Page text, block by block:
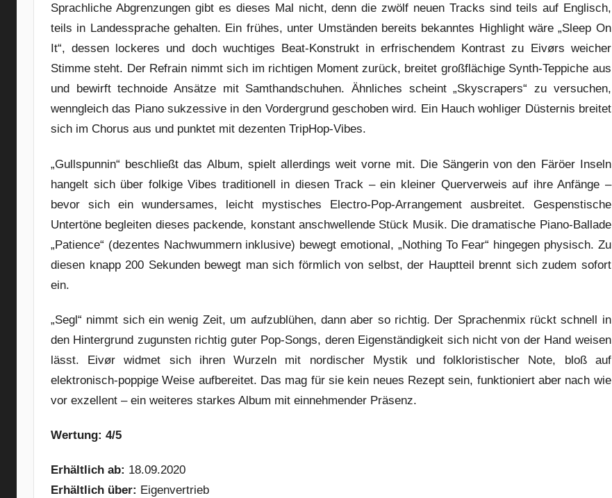
Sprachliche Abgrenzungen gibt es dieses Mal nicht, denn die zwölf neuen Tracks sind teils auf Englisch,
teils in Landessprache gehalten. Ein frühes, unter Umständen bereits bekanntes Highlight wäre „Sleep On
It“, dessen lockeres und doch wuchtiges Beat-Konstrukt in erfrischendem Kontrast zu Eivørs weicher
Stimme steht. Der Refrain nimmt sich im richtigen Moment zurück, breitet großflächige Synth-Teppiche aus
und bewirft technoide Ansätze mit Samthandschuhen. Ähnliches scheint „Skyscrapers“ zu versuchen,
wenngleich das Piano sukzessive in den Vordergrund geschoben wird. Ein Hauch wohliger Düsternis breitet
sich im Chorus aus und punktet mit dezenten TripHop-Vibes.
„Gullspunnin“ beschließt das Album, spielt allerdings weit vorne mit. Die Sängerin von den Färöer Inseln
hangelt sich über folkige Vibes traditionell in diesen Track – ein kleiner Querverweis auf ihre Anfänge –
bevor sich ein wundersames, leicht mystisches Electro-Pop-Arrangement ausbreitet. Gespenstische
Untertöne begleiten dieses packende, konstant anschwellende Stück Musik. Die dramatische Piano-Ballade
„Patience“ (dezentes Nachwummern inklusive) bewegt emotional, „Nothing To Fear“ hingegen physisch. Zu
diesen knapp 200 Sekunden bewegt man sich förmlich von selbst, der Hauptteil brennt sich zudem sofort
ein.
„Segl“ nimmt sich ein wenig Zeit, um aufzublühen, dann aber so richtig. Der Sprachenmix rückt schnell in
den Hintergrund zugunsten richtig guter Pop-Songs, deren Eigenständigkeit sich nicht von der Hand weisen
lässt. Eivør widmet sich ihren Wurzeln mit nordischer Mystik und folkloristischer Note, bloß auf
elektronisch-poppige Weise aufbereitet. Das mag für sie kein neues Rezept sein, funktioniert aber nach wie
vor exzellent – ein weiteres starkes Album mit einnehmender Präsenz.
Wertung: 4/5
Erhältlich ab: 18.09.2020
Erhältlich über: Eigenvertrieb